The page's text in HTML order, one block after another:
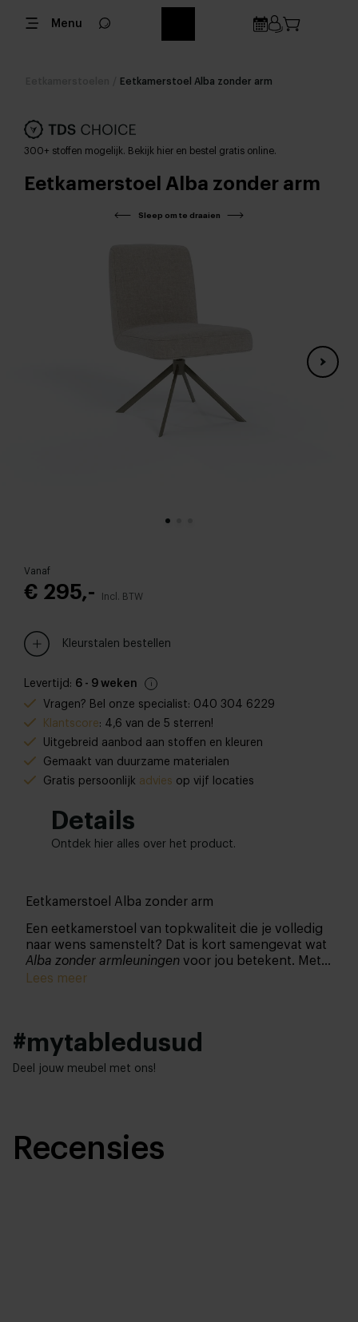
Menu
Eetkamerstoel Alba zonder arm
Sleep om te draaien
300+ stoffen mogelijk. Bekijk hier en bestel gratis online.
Eetkamerstoel Alba zonder arm
Vanaf
€ 295,- Incl. BTW
Kleurstalen bestellen
Levertijd: 6 - 9 weken
Vragen? Bel onze specialist: 040 304 6229
Klantscore: 4,6 van de 5 sterren!
Uitgebreid aanbod aan stoffen en kleuren
Gemaakt van duurzame materialen
Gratis persoonlijk advies op vijf locaties
Details
Ontdek hier alles over het product.
Eetkamerstoel Alba zonder arm
Een eetkamerstoel van topkwaliteit die je volledig
naar wens samenstelt? Dat is kort samengevat wat
Alba zonder armleuningen voor jou betekent. Met
een ruime keuze aan mogelijkheden stel je in een
Lees meer
#mytabledusud
Deel jouw meubel met ons!
Recensies